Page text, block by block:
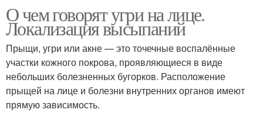
О чем говорят угри на лице.
Локализация высыпаний
Прыщи, угри или акне — это точечные воспалённые
участки кожного покрова, проявляющиеся в виде
небольших болезненных бугорков. Расположение
прыщей на лице и болезни внутренних органов имеют
прямую зависимость.